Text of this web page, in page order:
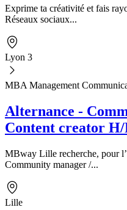
Exprime ta créativité et fais
Réseaux sociaux...
Lyon 3
MBA Management
Alternance -
Content creator
MBway Lille recherche, pour
Community manager /...
Lille